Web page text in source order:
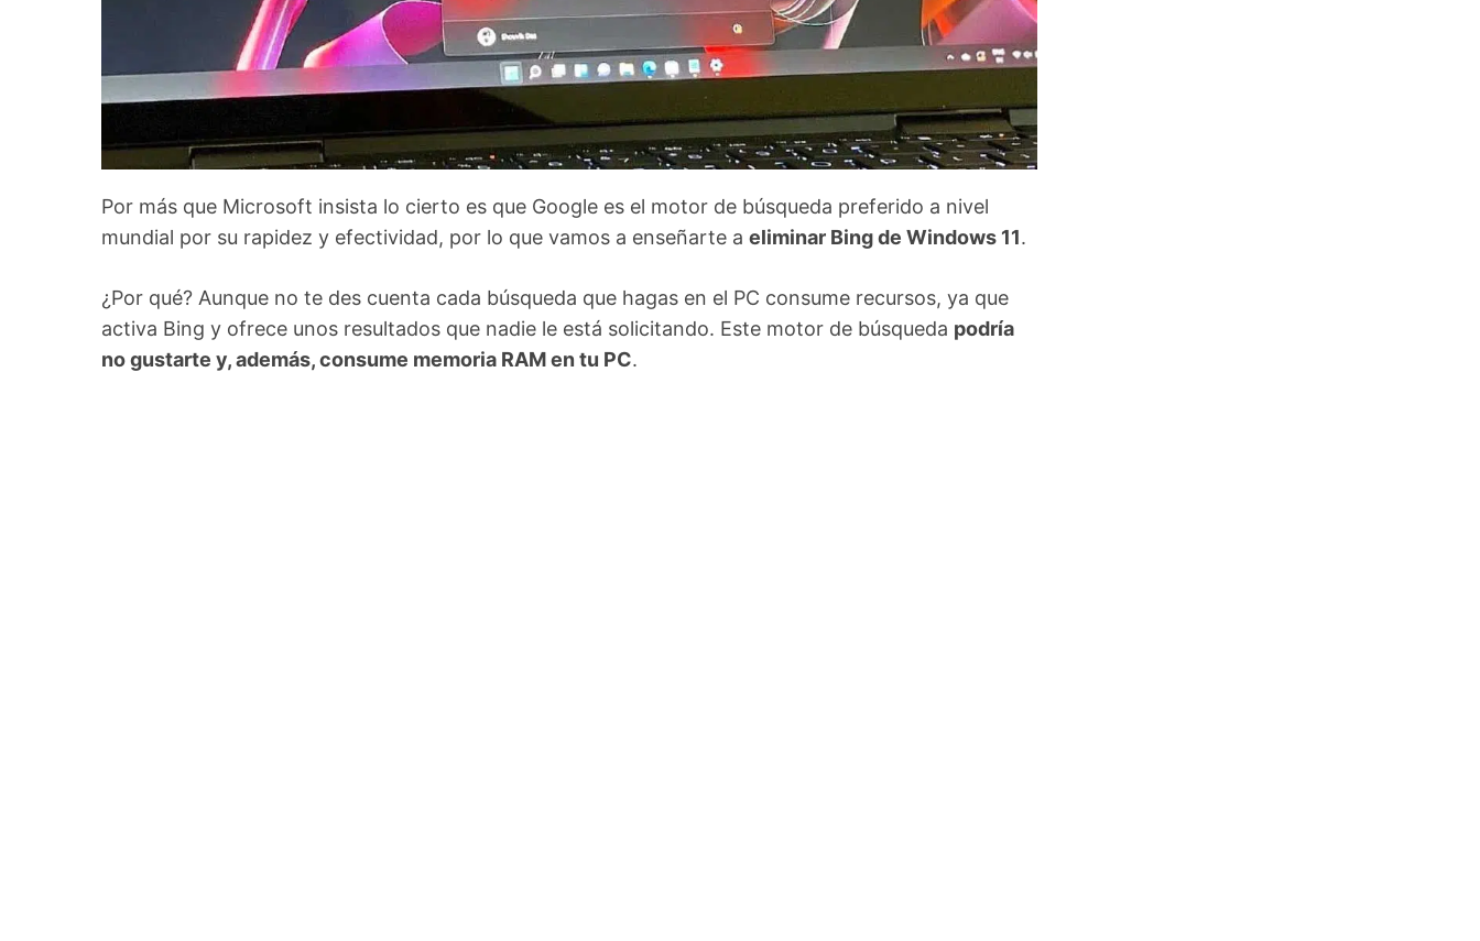
Por más que Microsoft insista lo cierto es que Google es el motor de búsqueda preferido a nivel
mundial por su rapidez y efectividad, por lo que vamos a enseñarte a eliminar Bing de Windows 11.
¿Por qué? Aunque no te des cuenta cada búsqueda que hagas en el PC consume recursos, ya que
activa Bing y ofrece unos resultados que nadie le está solicitando. Este motor de búsqueda podría
no gustarte y, además, consume memoria RAM en tu PC.